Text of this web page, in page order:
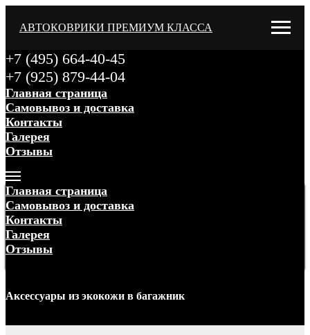
АВТОКОВРИКИ ПРЕМИУМ КЛАССА
+7 (495) 664-40-45
+7 (925) 879-44-04
Главная страница
Самовывоз и доставка
Контакты
Галерея
Отзывы
Главная страница
Самовывоз и доставка
Контакты
Галерея
Отзывы
Аксессуары из экокожи в багажник